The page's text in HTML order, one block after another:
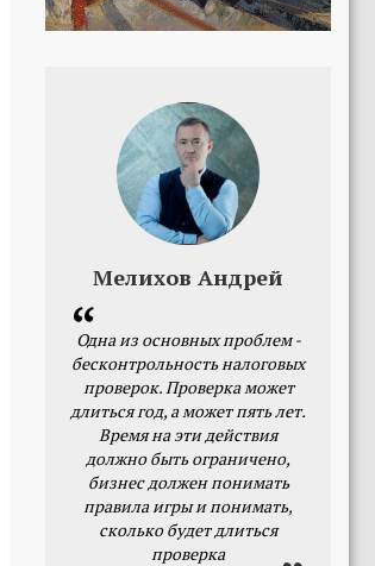
Мелихов Андрей
Одна из основных проблем -
бесконтрольность налоговых
проверок. Проверка может
длиться год, а может пять лет.
Время на эти действия
должно быть ограничено,
бизнес должен понимать
правила игры и понимать,
сколько будет длиться
проверка